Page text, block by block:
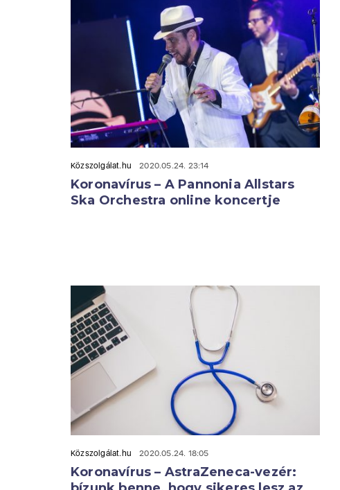
Közszolgálat.hu 2020.05.24. 23:14
Koronavírus – A Pannonia Allstars
Ska Orchestra online koncertje
Közszolgálat.hu 2020.05.24. 18:05
Koronavírus – AstraZeneca-vezér: